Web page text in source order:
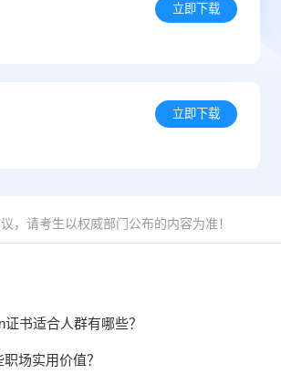
立即下载
立即下载
，请考生以权威部门公布的内容为准！
证书适合人群有哪些？
场实用价值？